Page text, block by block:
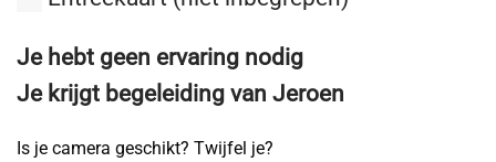
Je hebt geen ervaring nodig
Je krijgt begeleiding van Jeroen
Is je camera geschikt? Twijfel je?